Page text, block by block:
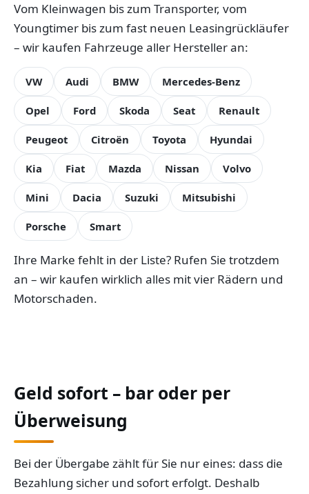
Vom Kleinwagen bis zum Transporter, vom
Youngtimer bis zum fast neuen Leasingrückläufer
– wir kaufen Fahrzeuge aller Hersteller an:
VW Audi BMW Mercedes-Benz
Opel Ford Skoda Seat Renault
Peugeot Citroën Toyota Hyundai
Kia Fiat Mazda Nissan Volvo
Mini Dacia Suzuki Mitsubishi
Porsche Smart
Ihre Marke fehlt in der Liste? Rufen Sie trotzdem
an – wir kaufen wirklich alles mit vier Rädern und
Motorschaden.
Geld sofort – bar oder per
Überweisung
Bei der Übergabe zählt für Sie nur eines: dass die
Bezahlung sicher und sofort erfolgt. Deshalb